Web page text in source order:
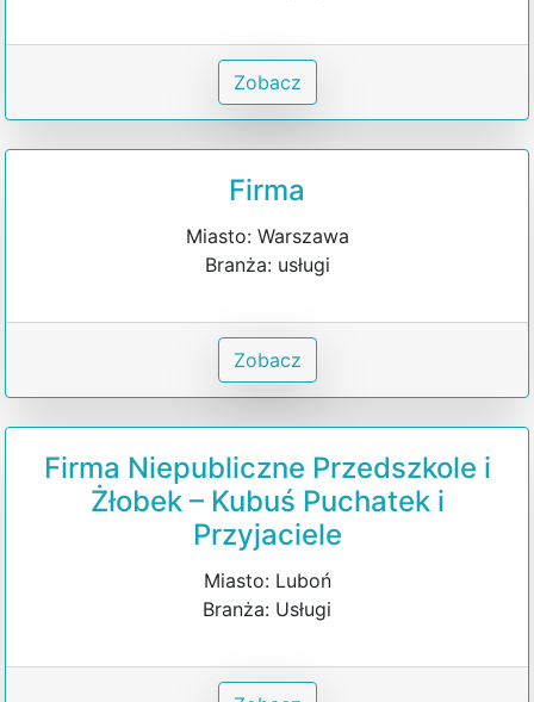
Zobacz
Firma
Miasto: Warszawa
Branża: usługi
Zobacz
Firma Niepubliczne Przedszkole i
Żłobek – Kubuś Puchatek i
Przyjaciele
Miasto: Luboń
Branża: Usługi